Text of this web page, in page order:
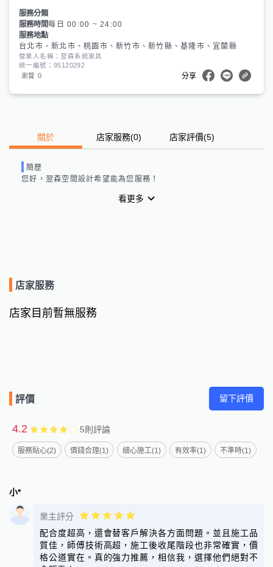
服務分類
服務時間每日 00:00 ~ 24:00
服務地點
台北市、新北市、桃園市、新竹市、新竹縣、基隆市、宜蘭縣
營業人名稱：翌森系統家具
統一編號：95120292
瀏覽 0 分享
關於 店家服務(0) 店家評價(5)
簡歷
您好， 翌森空間設計希望能為您服務！
看更多
店家服務
店家目前暫無服務
評價 留下評價
4.2 5則評論
服務貼心(2) 價錢合理(1) 細心施工(1) 有效率(1) 不準時(1)
小*
業主評分
配合度超高，還會替客戶解決各方面問題。並且施工品
質佳，師傅技術高超，施工後收尾階段也非常確實，價
格公道實在。真的強力推薦，相信我，選擇他們絕對不